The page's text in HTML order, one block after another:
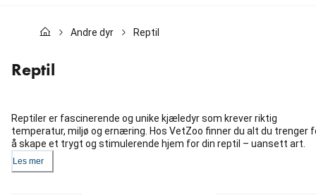
Katt
Andre dyr
Merker
Andre dyr Reptil
Reptil
Reptiler er fascinerende og unike kjæledyr som krever riktig
temperatur, miljø og ernæring. Hos VetZoo finner du alt du trenger
å skape et trygt og stimulerende hjem for din reptil – uansett art.
Les mer